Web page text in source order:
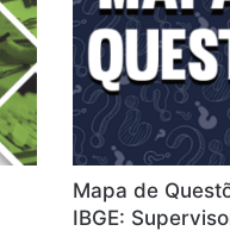
Mapa de
IBGE: